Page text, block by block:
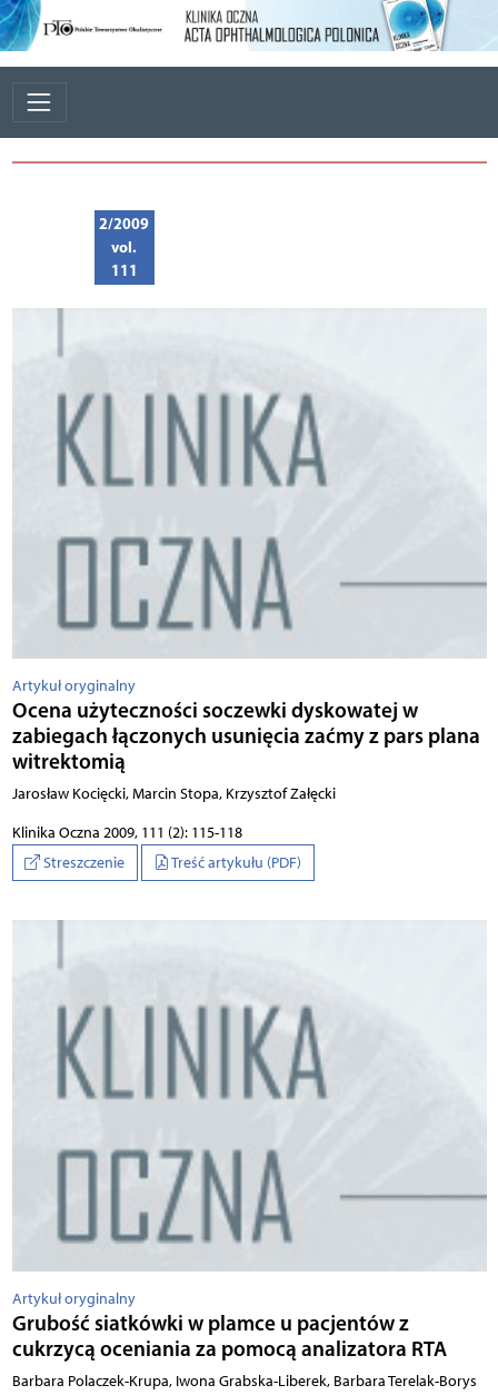
2/2009
vol.
111
Artykuł oryginalny
Ocena użyteczności soczewki dyskowatej w
zabiegach łączonych usunięcia zaćmy z pars plana
witrektomią
Jarosław Kocięcki, Marcin Stopa, Krzysztof Załęcki
Klinika Oczna 2009, 111 (2): 115-118
Streszczenie
Treść artykułu (PDF)
Artykuł oryginalny
Grubość siatkówki w plamce u pacjentów z
cukrzycą oceniania za pomocą analizatora RTA
Barbara Polaczek-Krupa, Iwona Grabska-Liberek, Barbara Terelak-Borys